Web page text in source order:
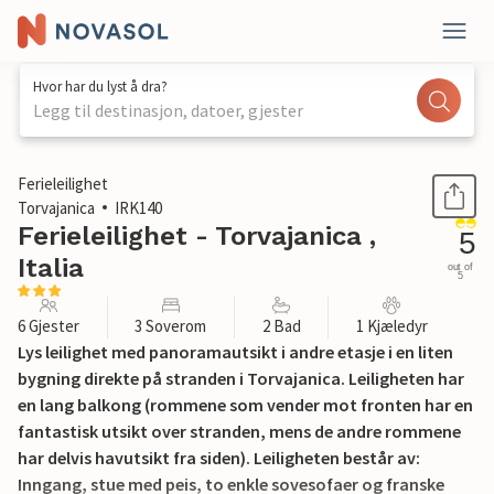
Hvor har du lyst å dra?
Legg til destinasjon, datoer, gjester
1 / 23
Ferieleilighet
Torvajanica
IRK140
Ferieleilighet - Torvajanica ,
Italia
5
out of
5
6 Gjester 3 Soverom 2 Bad 1 Kjæledyr
Lys leilighet med panoramautsikt i andre etasje i en liten
bygning direkte på stranden i Torvajanica. Leiligheten har
en lang balkong (rommene som vender mot fronten har en
fantastisk utsikt over stranden, mens de andre rommene
har delvis havutsikt fra siden). Leiligheten består av:
Inngang, stue med peis, to enkle sovesofaer og franske